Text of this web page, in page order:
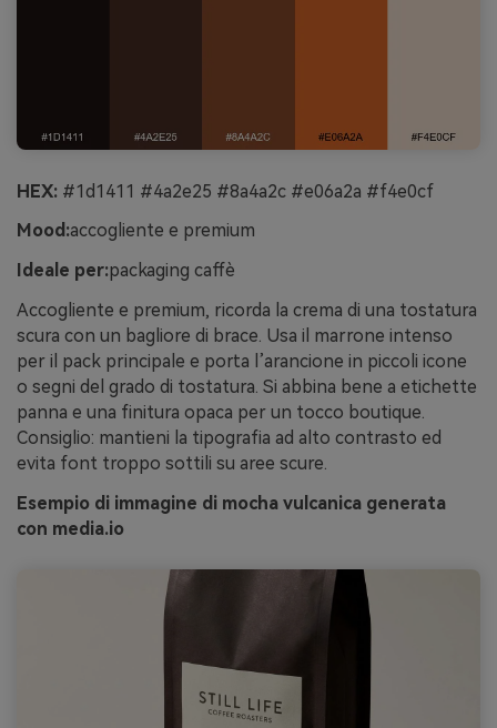
HEX: #1d1411 #4a2e25 #8a4a2c #e06a2a #f4e0cf
Mood:accogliente e premium
Ideale per:packaging caffè
Accogliente e premium, ricorda la crema di una tostatura
scura con un bagliore di brace. Usa il marrone intenso
per il pack principale e porta l’arancione in piccoli icone
o segni del grado di tostatura. Si abbina bene a etichette
panna e una finitura opaca per un tocco boutique.
Consiglio: mantieni la tipografia ad alto contrasto ed
evita font troppo sottili su aree scure.
Esempio di immagine di mocha vulcanica generata
con media.io